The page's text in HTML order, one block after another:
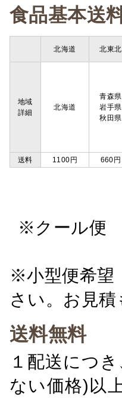
食品基
北海道 北東北
地域
詳細
北海道
青森県
岩手県
秋田県
送料
1100円 660円
※クール便
※小型便希望
さい。お見
送料無料
１配送につ
ない価格)以